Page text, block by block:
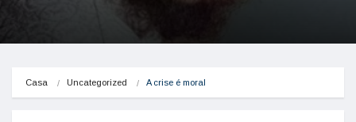
Casa Uncategorized A crise é moral